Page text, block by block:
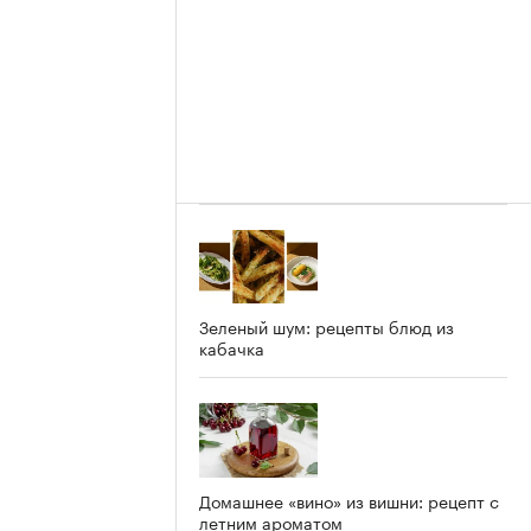
Зеленый шум: рецепты блюд из
кабачка
Домашнее «вино» из вишни: рецепт с
летним ароматом